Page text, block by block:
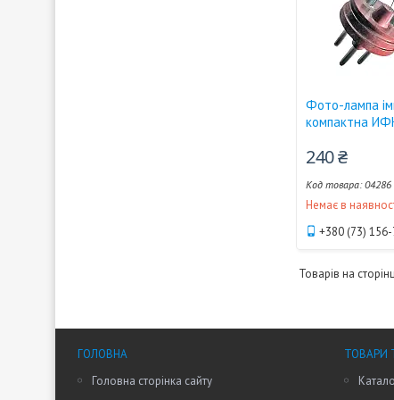
Фото-лампа
компактна
240 ₴
04286
Немає в
+380 (73)
ГОЛОВНА
Головна сторінка сайту
ТОВАРИ